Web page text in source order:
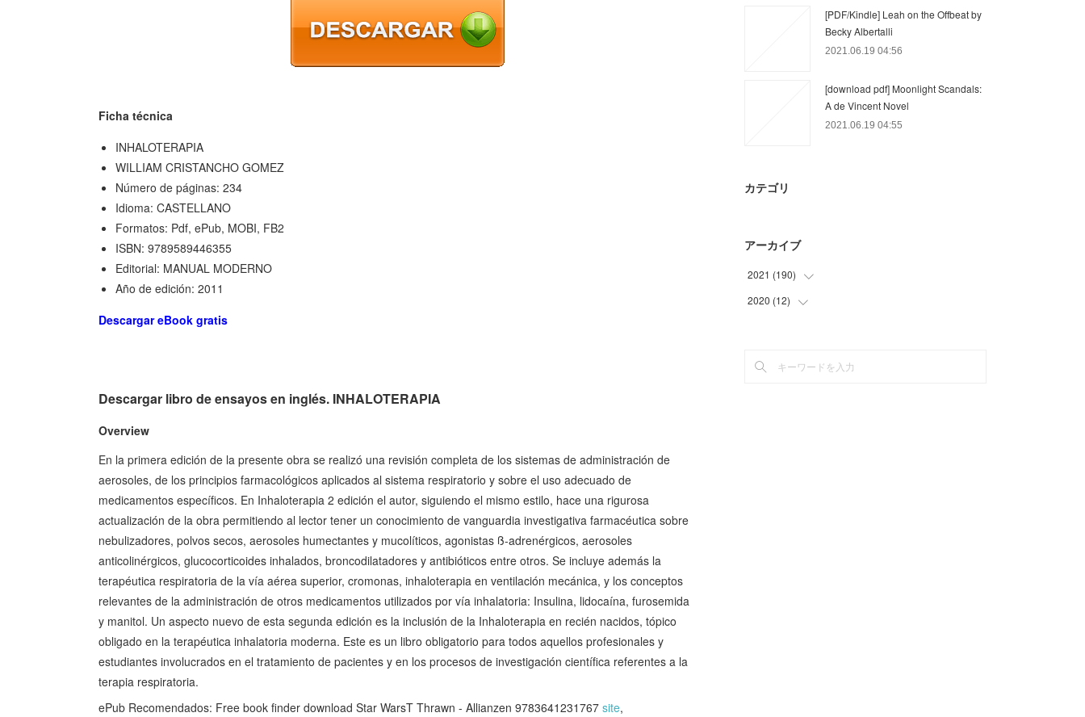
Ficha técnica
INHALOTERAPIA
WILLIAM CRISTANCHO GOMEZ
Número de páginas: 234
Idioma: CASTELLANO
Formatos: Pdf, ePub, MOBI, FB2
ISBN: 9789589446355
Editorial: MANUAL MODERNO
Año de edición: 2011
Descargar eBook gratis
Descargar libro de ensayos en inglés. INHALOTERAPIA
Overview
En la primera edición de la presente obra se realizó una revisión completa de los sistemas de administración de
aerosoles, de los principios farmacológicos aplicados al sistema respiratorio y sobre el uso adecuado de
medicamentos específicos. En Inhaloterapia 2 edición el autor, siguiendo el mismo estilo, hace una rigurosa
actualización de la obra permitiendo al lector tener un conocimiento de vanguardia investigativa farmacéutica sobre
nebulizadores, polvos secos, aerosoles humectantes y mucolíticos, agonistas ß-adrenérgicos, aerosoles
anticolinérgicos, glucocorticoides inhalados, broncodilatadores y antibióticos entre otros. Se incluye además la
terapéutica respiratoria de la vía aérea superior, cromonas, inhaloterapia en ventilación mecánica, y los conceptos
relevantes de la administración de otros medicamentos utilizados por vía inhalatoria: Insulina, lidocaína, furosemida
y manitol. Un aspecto nuevo de esta segunda edición es la inclusión de la Inhaloterapia en recién nacidos, tópico
obligado en la terapéutica inhalatoria moderna. Este es un libro obligatorio para todos aquellos profesionales y
estudiantes involucrados en el tratamiento de pacientes y en los procesos de investigación científica referentes a la
terapia respiratoria.
ePub Recomendados: Free book finder download Star WarsT Thrawn - Allianzen 9783641231767 site,
[PDF/Kindle] Leah on the Offbeat by
Becky Albertalli
2021.06.19 04:56
[download pdf] Moonlight Scandals:
A de Vincent Novel
2021.06.19 04:55
カテゴリ
アーカイブ
2021 (190)
(42
)
(
2020 (12)